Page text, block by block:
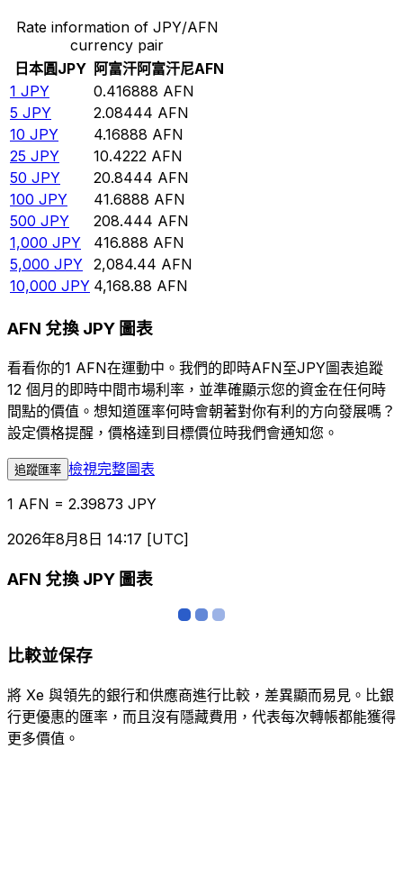
Rate information of JPY/AFN
currency pair
日本圓JPY 阿富汗阿富汗尼AFN
1 JPY 0.416888 AFN
5 JPY 2.08444 AFN
10 JPY 4.16888 AFN
25 JPY 10.4222 AFN
50 JPY 20.8444 AFN
100 JPY 41.6888 AFN
500 JPY 208.444 AFN
1,000 JPY 416.888 AFN
5,000 JPY 2,084.44 AFN
10,000 JPY 4,168.88 AFN
AFN 兌換 JPY 圖表
看看你的1 AFN在運動中。我們的即時AFN至JPY圖表追蹤
12 個月的即時中間市場利率，並準確顯示您的資金在任何時
間點的價值。想知道匯率何時會朝著對你有利的方向發展嗎？
設定價格提醒，價格達到目標價位時我們會通知您。
追蹤匯率 檢視完整圖表
1 AFN = 2.39873 JPY
2026年8月8日 14:17 [UTC]
AFN 兌換 JPY 圖表
比較並保存
將 Xe 與領先的銀行和供應商進行比較，差異顯而易見。比銀
行更優惠的匯率，而且沒有隱藏費用，代表每次轉帳都能獲得
更多價值。